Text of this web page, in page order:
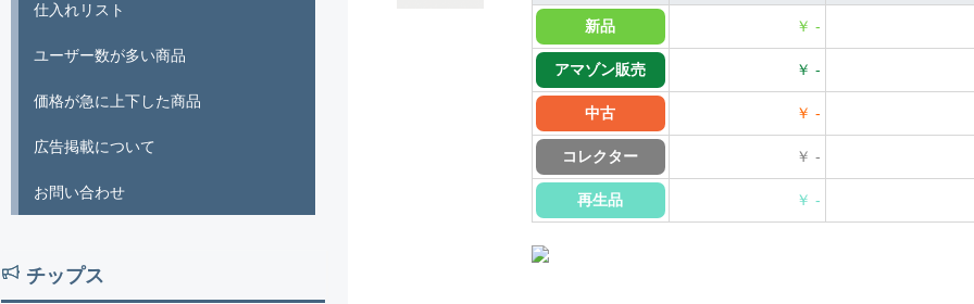
新品 ￥ -
アマゾン販売 ￥ -
中古 ￥ -
コレクター ￥ -
再生品 ￥ -
仕入れリスト
ユーザー数が多い商品
価格が急に上下した商品
広告掲載について
お問い合わせ
チップス